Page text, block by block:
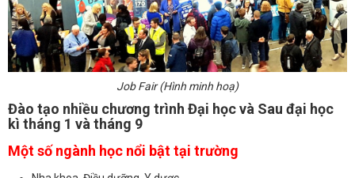
Job Fair (Hình minh hoạ)
Đào tạo nhiều chương trình Đại học và Sau đại học
kì tháng 1 và tháng 9
Một số ngành học nổi bật tại trường